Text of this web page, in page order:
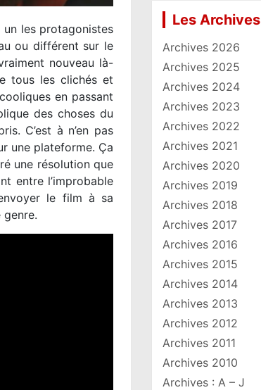
les protagonistes
ou différent sur le
nouveau là-
tous les clichés et
en passant
des choses du
C’est à n’en pas
une plateforme. Ça
une résolution que
entre l’improbable
le film à sa
Les Archives
Archives 2026
Archives 2025
Archives 2024
Archives 2023
Archives 2022
Archives 2021
Archives 2020
Archives 2019
Archives 2018
Archives 2017
Archives 2016
Archives 2015
Archives 2014
Archives 2013
Archives 2012
Archives 2011
Archives 2010
Archives : A – J